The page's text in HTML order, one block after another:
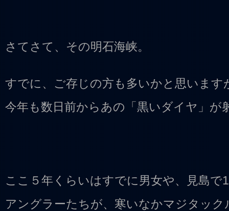
さてさて、その明石海峡。
すでに、ご存じの方も多いかと思います
今年も数日前からあの「黒いダイヤ」が
ここ５年くらいはすでに男女や、見島で
アングラーたちが、寒いなかマジタッ